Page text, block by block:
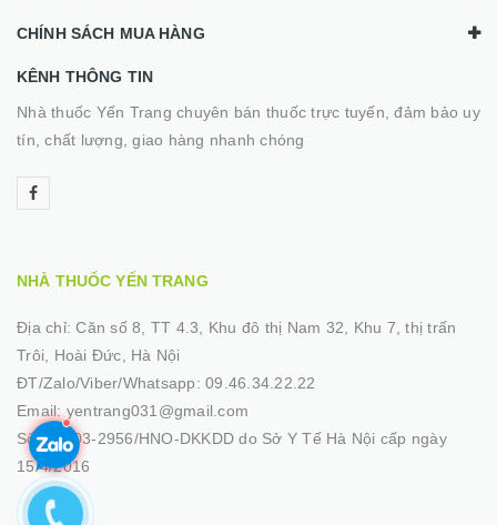
CHÍNH SÁCH MUA HÀNG
KÊNH THÔNG TIN
Nhà thuốc Yến Trang chuyên bán thuốc trực tuyến, đảm bảo uy
tín, chất lượng, giao hàng nhanh chóng
NHÀ THUỐC YẾN TRANG
Địa chỉ:Căn số 8, TT 4.3, Khu đô thị Nam 32, Khu 7, thị trấn
Trôi, Hoài Đức, Hà Nội
ĐT/Zalo/Viber/Whatsapp: 09.46.34.22.22
Email: yentrang031@gmail.com
Số GP:03-2956/HNO-DKKDD do Sở Y Tế Hà Nội cấp ngày
15/4/2016